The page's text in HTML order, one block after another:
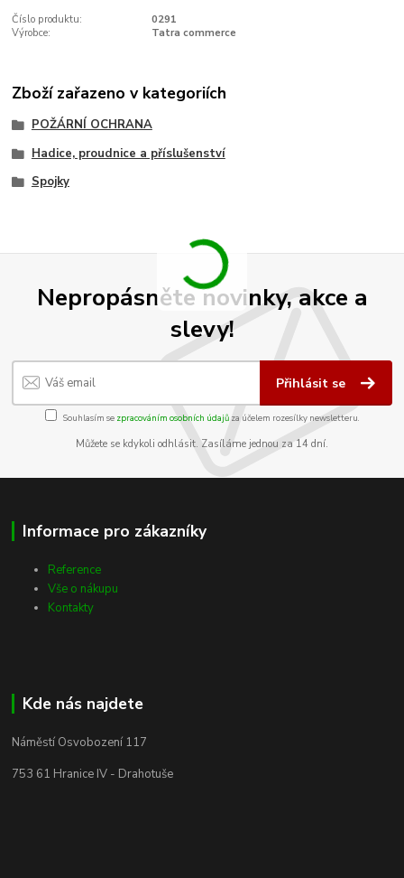
Číslo produktu:
0291
Výrobce:
Tatra commerce
Zboží zařazeno v kategoriích
POŽÁRNÍ OCHRANA
Hadice, proudnice a příslušenství
Spojky
Nepropásněte novinky, akce a
slevy!
Přihlásit se
Souhlasím se zpracováním osobních údajůza účelem rozesílky newsletteru.
Můžete se kdykoli odhlásit. Zasíláme jednou za 14 dní.
Informace pro zákazníky
Reference
Vše o nákupu
Kontakty
Kde nás najdete
Náměstí Osvobození 117
753 61 Hranice IV - Drahotuše